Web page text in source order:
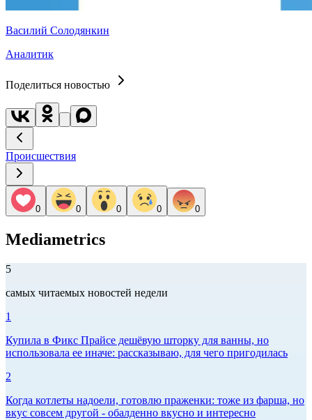
Василий Солодянкин
Аналитик
Поделиться новостью
Происшествия
0 0 0 0 0
Mediametrics
5
самых читаемых новостей недели
1
Купила в Фикс Прайсе дешёвую шторку для ванны, но
использовала ее иначе: рассказываю, для чего пригодилась
2
Когда котлеты надоели, готовлю праженки: тоже из фарша, но
вкус совсем другой - обалденно вкусно и интересно